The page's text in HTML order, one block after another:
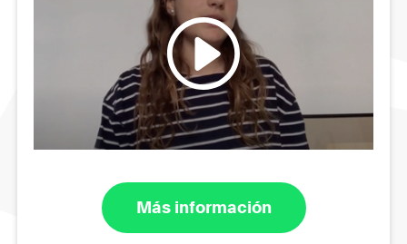
Más información